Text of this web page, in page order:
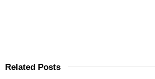
Related Posts